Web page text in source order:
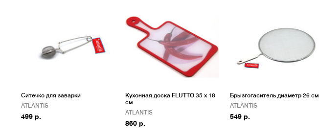
Ситечко для заварки
ATLANTIS
499 р.
Кухонная доска FLUTTO 35 x 18
см
ATLANTIS
860 р.
Брызгогаситель диаметр 26 см
ATLANTIS
549 р.